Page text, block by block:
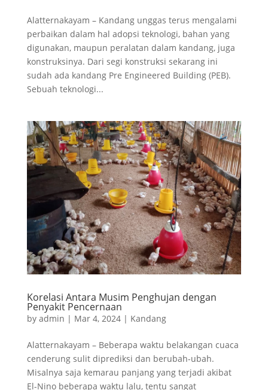
Alatternakayam – Kandang unggas terus mengalami
perbaikan dalam hal adopsi teknologi, bahan yang
digunakan, maupun peralatan dalam kandang, juga
konstruksinya. Dari segi konstruksi sekarang ini
sudah ada kandang Pre Engineered Building (PEB).
Sebuah teknologi...
Korelasi Antara Musim Penghujan dengan
Penyakit Pencernaan
by admin | Mar 4, 2024| Kandang
Alatternakayam – Beberapa waktu belakangan cuaca
cenderung sulit diprediksi dan berubah-ubah.
Misalnya saja kemarau panjang yang terjadi akibat
El-Nino beberapa waktu lalu, tentu sangat